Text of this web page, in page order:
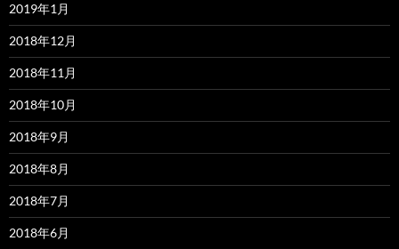
2019年1月
2018年12月
2018年11月
2018年10月
2018年9月
2018年8月
2018年7月
2018年6月